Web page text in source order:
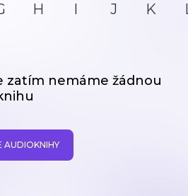
H I J K
zatím nemáme žádnou
AUDIOKNIHY